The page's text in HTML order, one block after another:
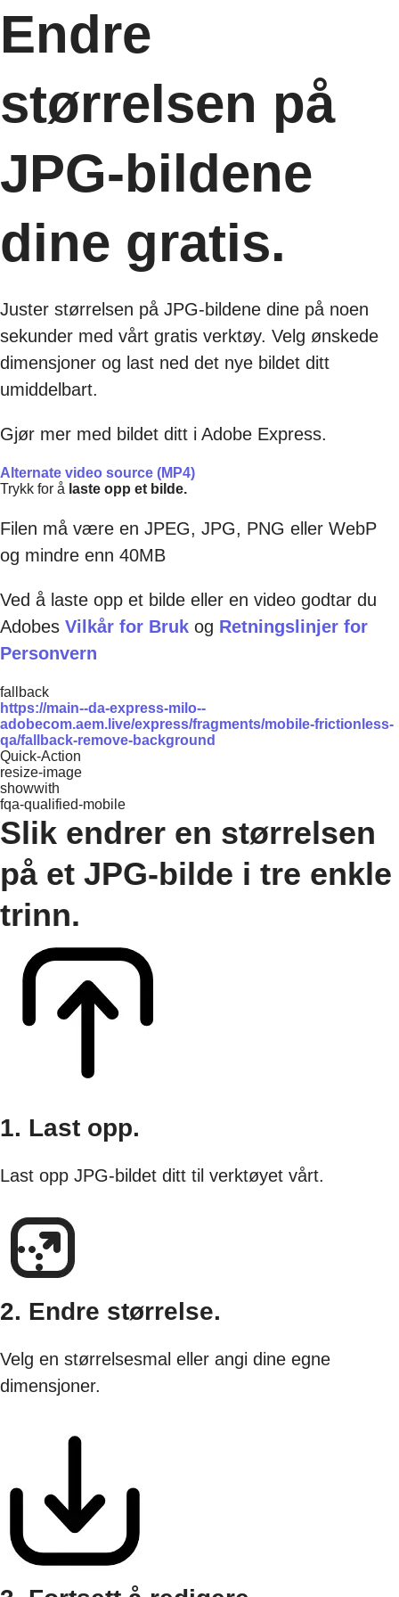
Endre
størrelsen på
JPG-bildene
dine gratis.
Juster størrelsen på JPG-bildene dine på noen
sekunder med vårt gratis verktøy. Velg ønskede
dimensjoner og last ned det nye bildet ditt
umiddelbart.
Gjør mer med bildet ditt i Adobe Express.
Alternate video source (MP4)
Trykk for å laste opp et bilde.
Filen må være en JPEG, JPG, PNG eller WebP
og mindre enn 40MB
Ved å laste opp et bilde eller en video godtar du
Adobes Vilkår for Bruk og Retningslinjer for
Personvern
fallback
https://main--da-express-milo--
adobecom.aem.live/express/fragments/mobile-frictionless-
qa/fallback-remove-background
Quick-Action
resize-image
showwith
fqa-qualified-mobile
Slik endrer en størrelsen
på et JPG-bilde i tre enkle
trinn.
1. Last opp.
Last opp JPG-bildet ditt til verktøyet vårt.
2. Endre størrelse.
Velg en størrelsesmal eller angi dine egne
dimensjoner.